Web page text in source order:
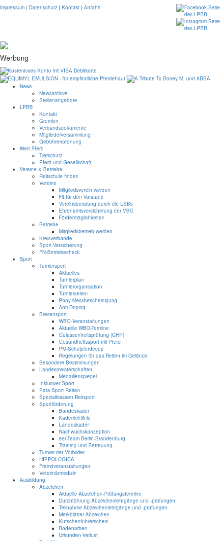
Impressum | Datenschutz | Kontakt | Anfahrt
Werbung
News
Newsarchive
Stellenangebote
LPBB
Kontakt
Gremien
Verbandsdokumente
Mitgliederversammlung
Gebührenordnung
Wert Pferd
Tierschutz
Pferd und Gesellschaft
Vereine & Betriebe
Reitschule finden
Vereine
Mitgliedsverein werden
Fit für den Vorstand
Vereinsberatung durch die LSBs
Ehrenamtsversicherung der VBG
Fördermöglichkeiten
Betriebe
Mitgliedsbetrieb werden
Kreisverbände
Sport-Versicherung
FN-Betriebecheck
Sport
Turniersport
Aktuelles
Turnierplan
Turnierorganisation
Turnierserien
Pony-Messbescheinigung
Anti-Doping
Breitensport
WBO-Veranstaltungen
Aktuelle WBO-Termine
Gelassenheitsprüfung (GHP)
Gesundheitssport mit Pferd
PM-Schulpferdecup
Regelungen für das Reiten im Gelände
Besondere Bestimmungen
Landesmeisterschaften
Medaillenspiegel
Inklusiver Sport
Para-Sport Reiten
Spezialklassen Reitsport
Sportförderung
Bundeskader
Kaderrichtlinie
Landeskader
Nachwuchskonzeption
8er-Team Berlin-Brandenburg
Training und Betreuung
Turnier der Vorbilder
HIPPOLOGICA
Fremdveranstaltungen
Veterinärmedizin
Ausbildung
Abzeichen
Aktuelle Abzeichen-Prüfungstermine
Durchführung Abzeichenlehrgänge und -prüfungen
Teilnahme Abzeichenlehrgänge und -prüfungen
Merkblätter Abzeichen
Kutschenführerschein
Bodenarbeit
Urkunden-Verlust